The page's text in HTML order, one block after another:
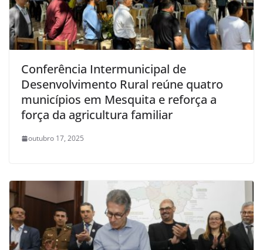
Conferência Intermunicipal de
Desenvolvimento Rural reúne quatro
municípios em Mesquita e reforça a
força da agricultura familiar
outubro 17, 2025